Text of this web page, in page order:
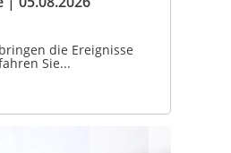
die Ereignisse
Sie...